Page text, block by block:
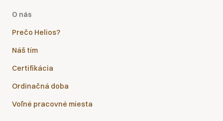
O nás
Prečo Helios?
Náš tím
Certifikácia
Ordinačná doba
Voľné pracovné miesta